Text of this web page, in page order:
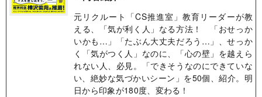
元リクルート「CS推進室」教育リーダーが教
える、「気が利く人」なる方法！ 「おせっか
いかも…」「たぶん大丈夫だろう…」、せっか
く「気がつく人」なのに、「心の壁」を越えら
れない人、必見。「できそうなのにできていな
い、絶妙な気づかいシーン」を50個、紹介。明
日から印象が180度、変わる！